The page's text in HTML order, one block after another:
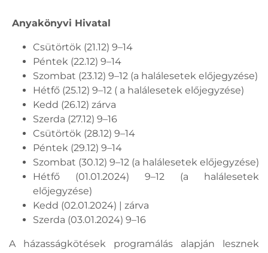
Anyakönyvi Hivatal
Csütörtök (21.12) 9–14
Péntek (22.12) 9–14
Szombat (23.12) 9–12 (a halálesetek előjegyzése)
Hétfő (25.12) 9–12 ( a halálesetek előjegyzése)
Kedd (26.12) zárva
Szerda (27.12) 9–16
Csütörtök (28.12) 9–14
Péntek (29.12) 9–14
Szombat (30.12) 9–12 (a halálesetek előjegyzése)
Hétfő (01.01.2024) 9–12 (a halálesetek
előjegyzése)
Kedd (02.01.2024) | zárva
Szerda (03.01.2024) 9–16
A házasságkötések programálás alapján lesznek